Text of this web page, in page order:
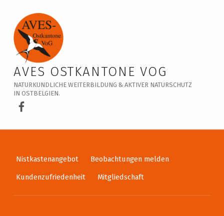
Veranstaltungskalender – AVES Ostkantone VoG
AVES OSTKANTONE VOG
NATURKUNDLICHE WEITERBILDUNG & AKTIVER NATURSCHUTZ
IN OSTBELGIEN.
AVES Ostkantone bei Facebook
Nistkastenangebot
Beobachtungen melden
Kundenzufriedenheit
Mitgliedschaft